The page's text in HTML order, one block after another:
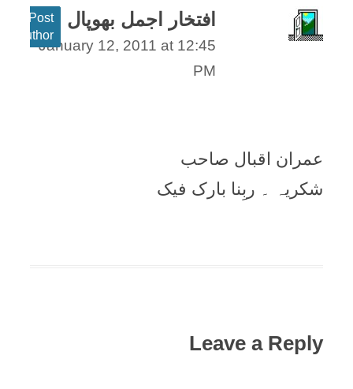
افتخار اجمل بھوپال
Post
author
January 12, 2011 at 12:45
PM
عمران اقبال صاحب
شکريہ ۔ ربِنا بارک فيک
Leave a Reply